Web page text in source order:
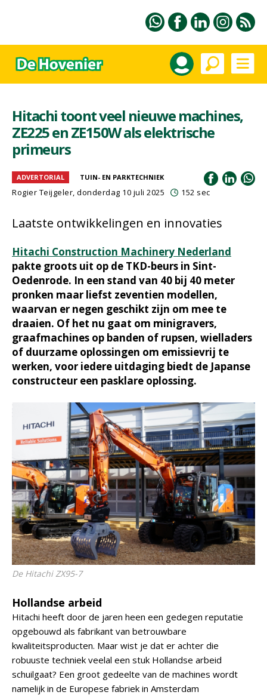
Hitachi toont veel nieuwe machines,
ZE225 en ZE150W als elektrische
primeurs
ADVERTORIAL TUIN- EN PARKTECHNIEK
Rogier Teijgeler, donderdag 10 juli 2025 152 sec
Laatste ontwikkelingen en innovaties
Hitachi Construction Machinery Nederland
pakte groots uit op de TKD-beurs in Sint-
Oedenrode. In een stand van 40 bij 40 meter
pronken maar liefst zeventien modellen,
waarvan er negen geschikt zijn om mee te
draaien. Of het nu gaat om minigravers,
graafmachines op banden of rupsen, wielladers
of duurzame oplossingen om emissievrij te
werken, voor iedere uitdaging biedt de Japanse
constructeur een pasklare oplossing.
De Hitachi ZX95-7
Hollandse arbeid
Hitachi heeft door de jaren heen een gedegen reputatie
opgebouwd als fabrikant van betrouwbare
kwaliteitsproducten. Maar wist je dat er achter die
robuuste techniek veelal een stuk Hollandse arbeid
schuilgaat? Een groot gedeelte van de machines wordt
namelijk in de Europese fabriek in Amsterdam